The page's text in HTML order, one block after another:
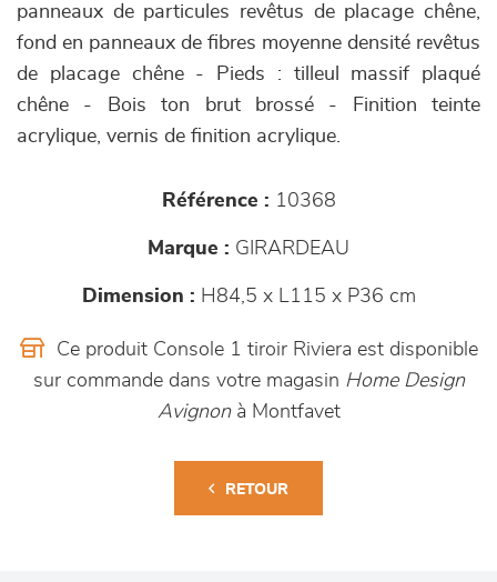
panneaux de particules revêtus de placage chêne,
fond en panneaux de fibres moyenne densité revêtus
de placage chêne - Pieds : tilleul massif plaqué
chêne - Bois ton brut brossé - Finition teinte
acrylique, vernis de finition acrylique.
Référence : 10368
Marque : GIRARDEAU
Dimension : H84,5 x L115 x P36 cm
Ce produit Console 1 tiroir Riviera est disponible
sur commande dans votre magasin Home Design
Avignonà Montfavet
RETOUR